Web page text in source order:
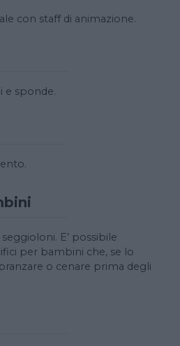
con staff di animazione.
e sponde.
E’ possibile
per bambini che, se lo
o cenare prima degli